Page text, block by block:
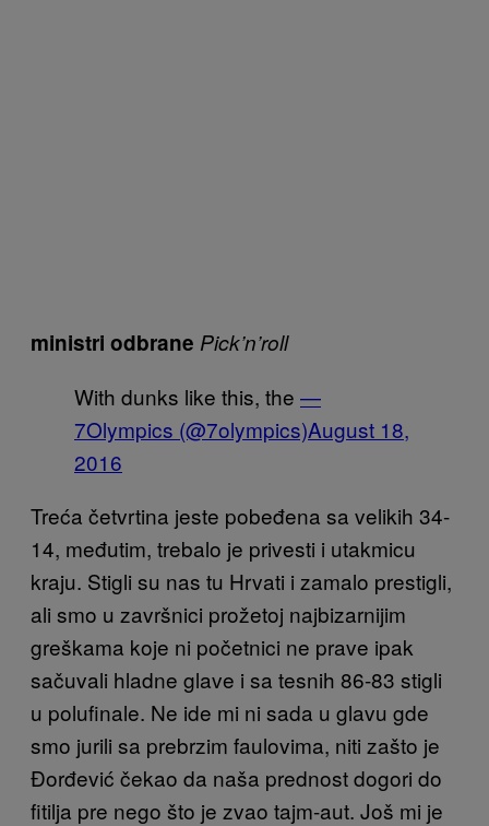
ministri odbrane Pick’n’roll
With dunks like this, the —
7Olympics (@7olympics)August 18,
2016
Treća četvrtina jeste pobeđena sa velikih 34-
14, međutim, trebalo je privesti i utakmicu
kraju. Stigli su nas tu Hrvati i zamalo prestigli,
ali smo u završnici prožetoj najbizarnijim
greškama koje ni početnici ne prave ipak
sačuvali hladne glave i sa tesnih 86-83 stigli
u polufinale. Ne ide mi ni sada u glavu gde
smo jurili sa prebrzim faulovima, niti zašto je
Đorđević čekao da naša prednost dogori do
fitilja pre nego što je zvao tajm-aut. Još mi je